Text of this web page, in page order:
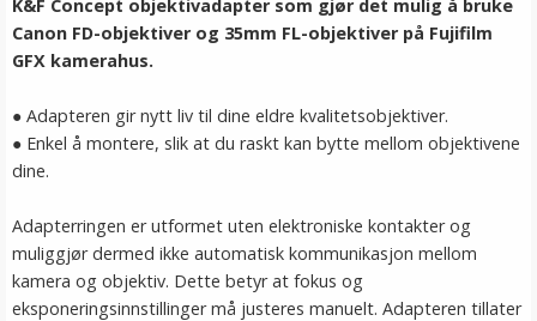
K&F Concept objektivadapter som gjør det mulig å bruke
Canon FD-objektiver og 35mm FL-objektiver på Fujifilm
GFX kamerahus.
● Adapteren gir nytt liv til dine eldre kvalitetsobjektiver.
● Enkel å montere, slik at du raskt kan bytte mellom objektivene
dine.
Adapterringen er utformet uten elektroniske kontakter og
muliggjør dermed ikke automatisk kommunikasjon mellom
kamera og objektiv. Dette betyr at fokus og
eksponeringsinnstillinger må justeres manuelt. Adapteren tillater